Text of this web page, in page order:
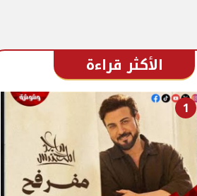
الأكثر قراءة
1